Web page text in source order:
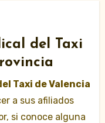
del Taxi
Taxi de Valencia
a sus afiliados
si conoce alguna